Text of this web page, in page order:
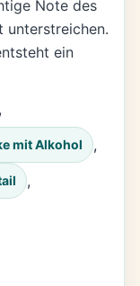
Note des
unterstreichen.
ein
mit Alkohol ,
,